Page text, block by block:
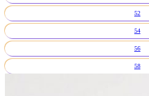
52
54
56
58